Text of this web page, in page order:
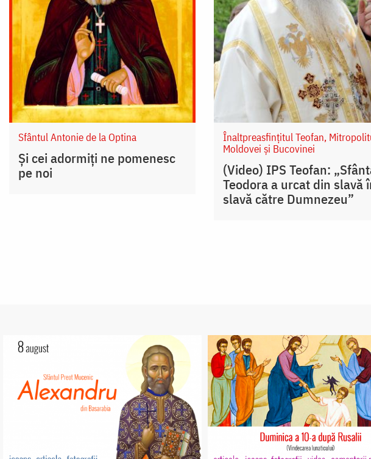
Sfântul Antonie de la Optina
Și cei adormiți ne pomenesc
pe noi
Înaltpreasfințitul Teofan,
Moldovei și Bucovinei
(Video) IPS Teofan:
Teodora a urcat din slavă
slavă către Dumnezeu”